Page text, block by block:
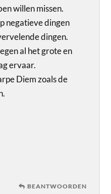
willen missen.
negatieve dingen
dingen.
al het grote en
ervaar.
Diem zoals de
BEANTWOORDEN